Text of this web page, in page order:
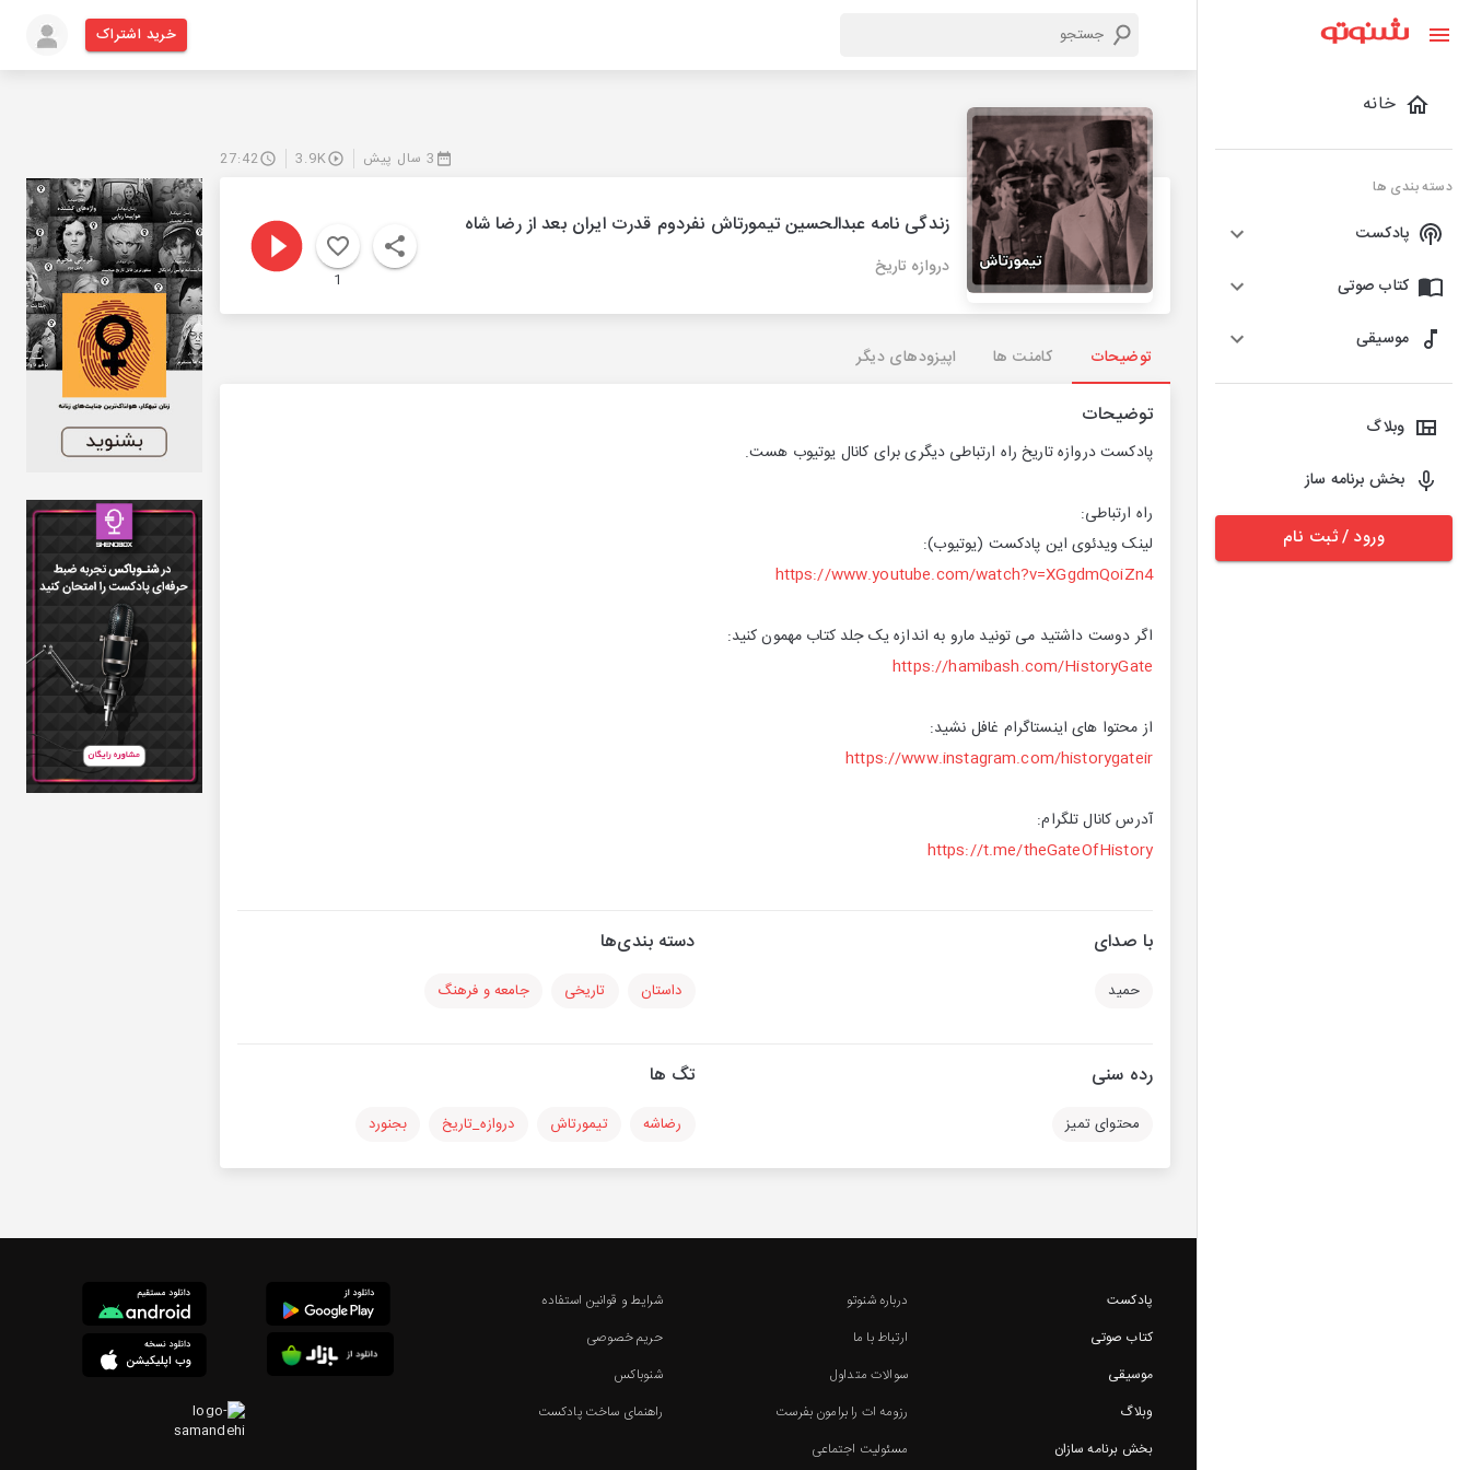
خانه
دسته بندی ها
پادکست
کتاب صوتی
موسیقی
وبلاگ
بخش برنامه ساز
ورود / ثبت نام
خرید اشتراک
3 سال پیش 3.9K
27:42
زندگی نامه عبدالحسین تیمورتاش نفردوم قدرت ایران بعد از رضا شاه
دروازه تاریخ
1
توضیحات کامنت ها اپیزودهای دیگر
توضیحات
پادکست دروازه تاریخ راه ارتباطی دیگری برای کانال یوتیوب هست.
راه ارتباطی:
لینک ویدئوی این پادکست (یوتیوب):
https://www.youtube.com/watch?v=XGgdmQoiZn4
اگر دوست داشتید می تونید مارو به اندازه یک جلد کتاب مهمون کنید:
https://hamibash.com/HistoryGate
از محتوا های اینستاگرام غافل نشید:
https://www.instagram.com/historygateir
آدرس کانال تلگرام:
https://t.me/theGateOfHistory
با صدای
حمید
دسته بندی‌ها
داستان تاریخی جامعه و فرهنگ
رده سنی
محتوای تمیز
تگ ها
رضاشه تیمورتاش دروازه_تاریخ بجنورد
پادکست
کتاب صوتی
موسیقی
وبلاگ
بخش برنامه سازان
درباره شنوتو
ارتباط با ما
سوالات متداول
رزومه ات را برامون بفرست
مسئولیت اجتماعی
شرایط و قوانین استفاده
حریم خصوصی
شنوباکس
راهنمای ساخت پادکست